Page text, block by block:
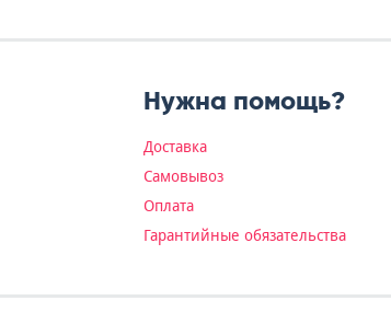
Нужна помощь?
Доставка
Самовывоз
Оплата
Гарантийные обязательства